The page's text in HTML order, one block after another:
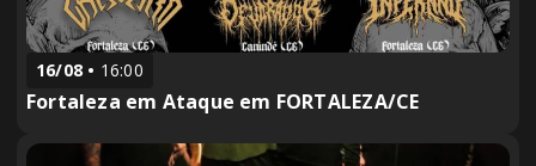
16/08 16:00
Fortaleza em Ataque em FORTALEZA/CE